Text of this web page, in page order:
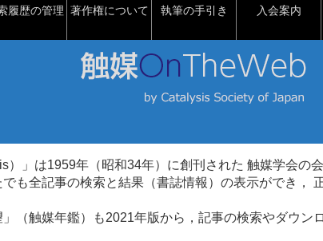
履歴の管理 著作権について 執筆の手引き 入会案内
）」は1959年（昭和34年）に創刊された 触媒学会の会
も全記事の検索と結果（書誌情報）の表示ができ，
（触媒年鑑）も2021年版から，記事の検索やダウン